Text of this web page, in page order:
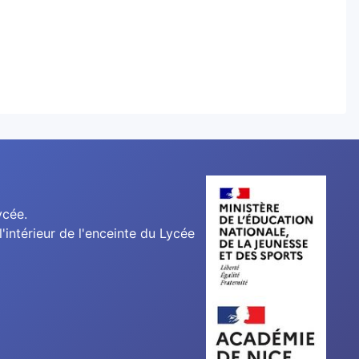
de l'enceinte du Lycée